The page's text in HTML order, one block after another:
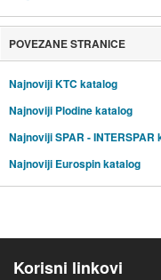
POVEZANE STRANICE
Najnoviji KTC katalog
Najnoviji Plodine katalog
Najnoviji SPAR - INTERSPAR
Najnoviji Eurospin katalog
Korisni linkovi